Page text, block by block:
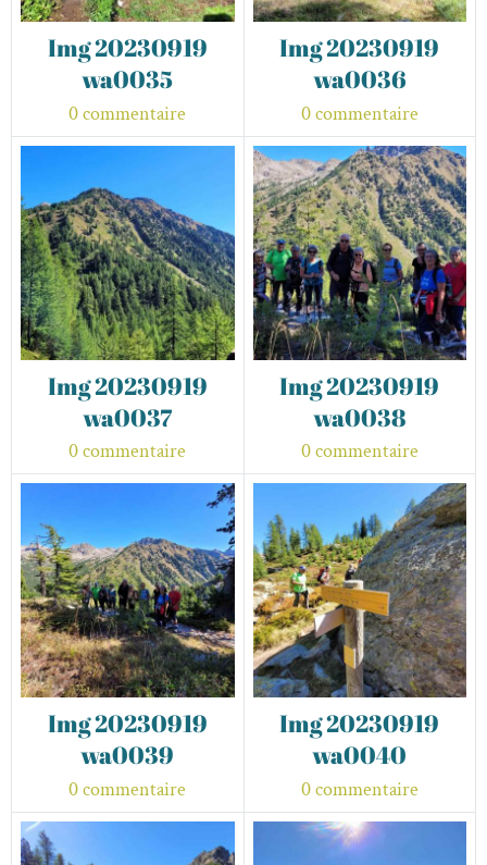
Img 20230919
wa0035
0 commentaire
Img 20230919
wa0036
0 commentaire
Img 20230919
wa0037
0 commentaire
Img 20230919
wa0038
0 commentaire
Img 20230919
wa0039
0 commentaire
Img 20230919
wa0040
0 commentaire